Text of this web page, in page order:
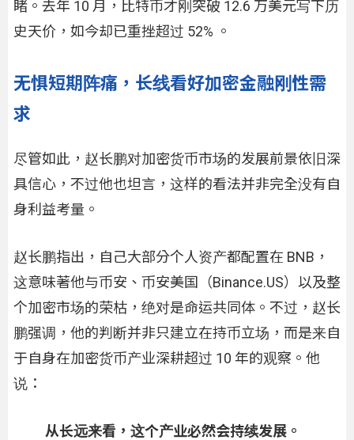
睹。去年 10 月，比特币才刚突破 12.6 万美元写下历
史天价，如今却已重挫超过 52% 。
无惧短期阵痛，长线看好加密金融刚性需
求
尽管如此，赵长鹏对加密货币市场的发展前景依旧深
具信心，不过他也坦言，这样的看法并非完全没有自
身利益考量。
赵长鹏指出，自己大部分个人资产都配置在 BNB，
这意味著他与币安、币安美国（Binance.US）以及整
个加密市场的荣枯，绝对是命运共同体。不过，赵长
鹏强调，他的判断并非只建立在持币立场，而是来自
于自身在加密货币产业深耕超过 10 年的观察。他
说：
从长远来看，这个产业必然会持续发展。